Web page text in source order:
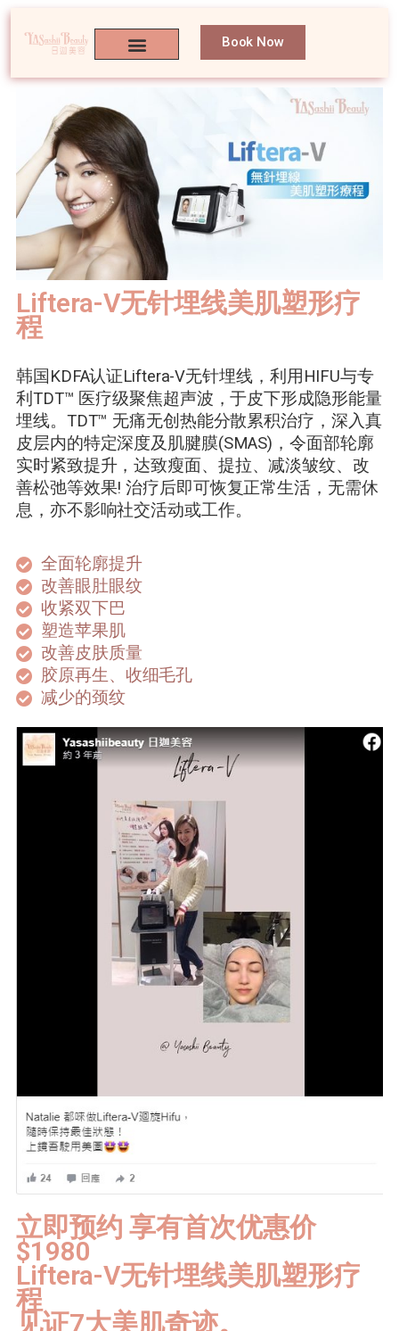
Book Now
Liftera-V无针埋线美肌塑形疗
程
韩国KDFA认证Liftera-V无针埋线，利用HIFU与专
利TDT™ 医疗级聚焦超声波，于皮下形成隐形能量
埋线。TDT™ 无痛无创热能分散累积治疗，深入真
皮层内的特定深度及肌腱膜(SMAS)，令面部轮廓
实时紧致提升，达致瘦面、提拉、减淡皱纹、改
善松弛等效果! 治疗后即可恢复正常生活，无需休
息，亦不影响社交活动或工作。
全面轮廓提升
改善眼肚眼纹
收紧双下巴
塑造苹果肌
改善皮肤质量
胶原再生、收细毛孔
减少的颈纹
立即预约 享有首次优惠价
$1980
Liftera-V无针埋线美肌塑形疗
程
见证7大美肌奇迹。